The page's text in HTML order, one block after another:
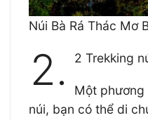
Núi Bà Rá Thác Mơ
2. 2 Trekking
Một phương
núi, bạn có thể di